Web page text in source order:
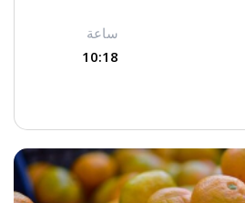
ساعة
10:18